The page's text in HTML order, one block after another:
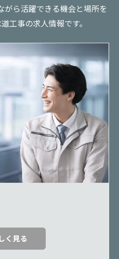
がら活躍できる機会と場所を
工事の求人情報です。
く見る